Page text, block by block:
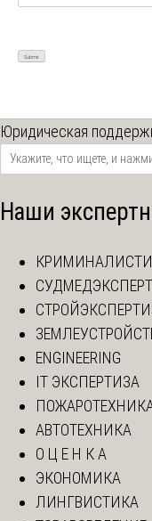
Юридическая
Наши
ENGINEERING
IT ЭКСПЕРТИЗА
АВТОТЕХНИКА
О Ц Е Н К А
ЭКОНОМИКА
ЛИНГВИСТИКА